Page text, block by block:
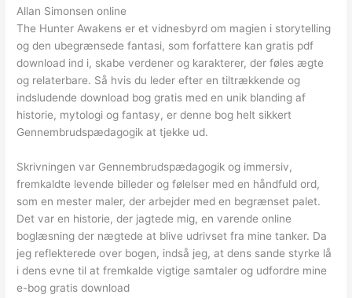
Allan Simonsen online
The Hunter Awakens er et vidnesbyrd om magien i storytelling
og den ubegrænsede fantasi, som forfattere kan gratis pdf
download ind i, skabe verdener og karakterer, der føles ægte
og relaterbare. Så hvis du leder efter en tiltrækkende og
indsludende download bog gratis med en unik blanding af
historie, mytologi og fantasy, er denne bog helt sikkert
Gennembrudspædagogik at tjekke ud.
Skrivningen var Gennembrudspædagogik og immersiv,
fremkaldte levende billeder og følelser med en håndfuld ord,
som en mester maler, der arbejder med en begrænset palet.
Det var en historie, der jagtede mig, en varende online
boglæsning der nægtede at blive udrivset fra mine tanker. Da
jeg reflekterede over bogen, indså jeg, at dens sande styrke lå
i dens evne til at fremkalde vigtige samtaler og udfordre mine
e-bog gratis download